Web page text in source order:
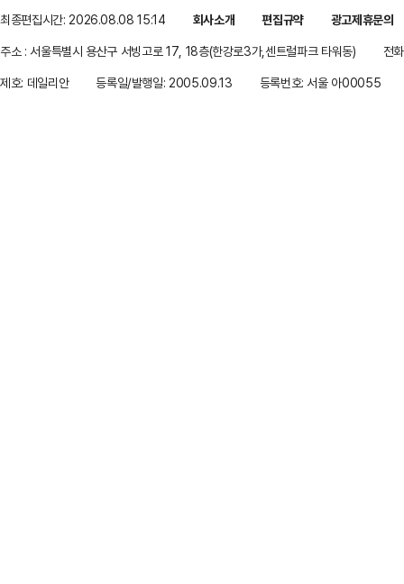
최종편집시간: 2026.08.08 15:14 회사소개 편집규약
광고제휴문의
주소 : 서울특별시 용산구 서빙고로 17, 18층(한강로3가,센트럴파크 타워동)
전
제호: 데일리안
등록일/발행일: 2005.09.13 등록번호: 서울 아00055